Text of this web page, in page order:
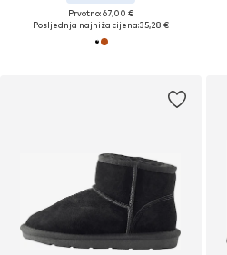
Prvotno: 67,00 €
Posljednja najniža cijena:35,28 €